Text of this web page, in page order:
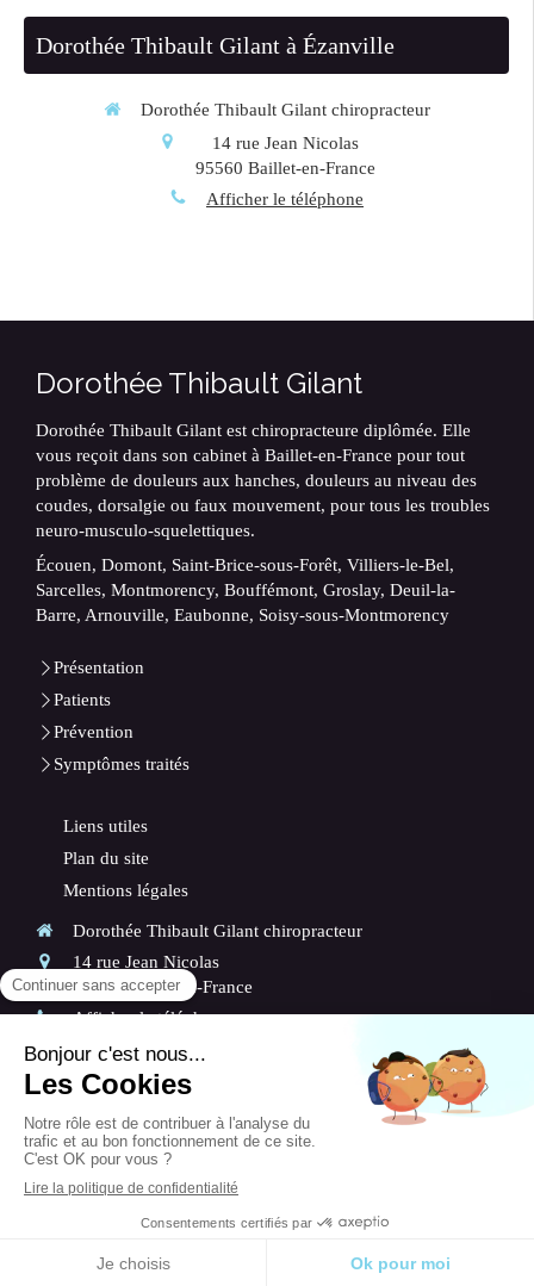
Dorothée Thibault Gilant à Ézanville
Dorothée Thibault Gilant chiropracteur
14 rue Jean Nicolas
95560 Baillet-en-France
Afficher le téléphone
Dorothée Thibault Gilant
Dorothée Thibault Gilant est chiropracteure diplômée. Elle
vous reçoit dans son cabinet à Baillet-en-France pour tout
problème de douleurs aux hanches, douleurs au niveau des
coudes, dorsalgie ou faux mouvement, pour tous les troubles
neuro-musculo-squelettiques.
Écouen, Domont, Saint-Brice-sous-Forêt, Villiers-le-Bel,
Sarcelles, Montmorency, Bouffémont, Groslay, Deuil-la-
Barre, Arnouville, Eaubonne, Soisy-sous-Montmorency
Présentation
Patients
Prévention
Symptômes traités
Liens utiles
Plan du site
Mentions légales
Dorothée Thibault Gilant chiropracteur
14 rue Jean Nicolas
95560 Baillet-en-France
Afficher le téléphone
LesLundi ,Mardi,Jeudi à13het de
14h30à19h
LeSamedi de8h30à13h
Prendre rendez-vous
Création et référencement du site par Simplébo